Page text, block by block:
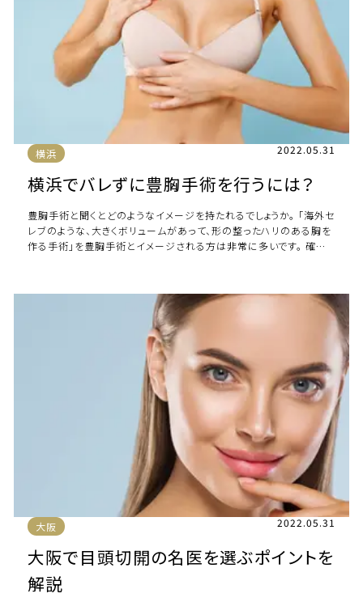
横浜 2022.05.31
横浜でバレずに豊胸手術を行うには？
豊胸手術と聞くとどのようなイメージを持たれるでしょうか。 「海外セ
レブのような、大きくボリュームがあって、形の整ったハリのある胸を
作る手術」を豊胸手術とイメージされる方は非常に多いです。 確か
大阪 2022.05.31
大阪で目頭切開の名医を選ぶポイントを
解説